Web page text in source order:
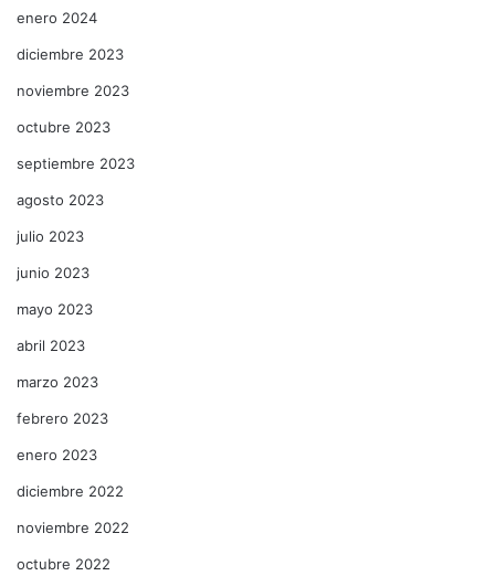
enero 2024
diciembre 2023
noviembre 2023
octubre 2023
septiembre 2023
agosto 2023
julio 2023
junio 2023
mayo 2023
abril 2023
marzo 2023
febrero 2023
enero 2023
diciembre 2022
noviembre 2022
octubre 2022